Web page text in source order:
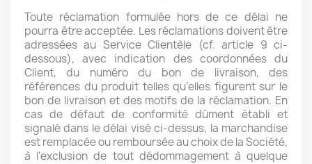
Toute réclamation formulée hors de ce délai ne
pourra être acceptée. Les réclamations doivent être
adressées au Service Clientèle (cf. article 9 ci-
dessous), avec indication des coordonnées du
Client, du numéro du bon de livraison, des
références du produit telles qu’elles figurent sur le
bon de livraison et des motifs de la réclamation. En
cas de défaut de conformité dûment établi et
signalé dans le délai visé ci-dessus, la marchandise
est remplacée ou remboursée au choix de la Société,
à l'exclusion de tout dédommagement à quelque